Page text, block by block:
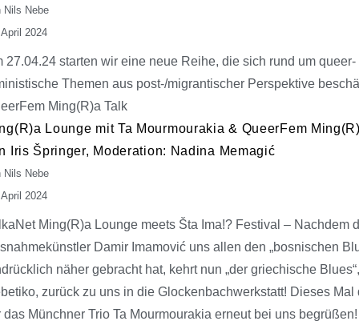
Nils Nebe
2024
27.04.24 starten wir eine neue Reihe, die sich rund um queer-
Themen aus post-/migrantischer Perspektive
Ming(R)a Talk
Lounge mit Ta Mourmourakia & QueerFem
Iris Špringer, Moderation: Nadina Memagić
Nils Nebe
2024
Ming(R)a Lounge meets Šta Ima!? Festival – Nachdem
Damir Imamović uns allen den „bosnischen
näher gebracht hat, kehrt nun „der griechische Blues“,
zurück zu uns in die Glockenbachwerkstatt! Dieses Mal
das Münchner Trio Ta Mourmourakia erneut bei uns begrüßen!